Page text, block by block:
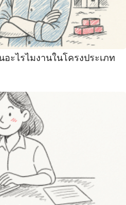
ะไรไมงานในโครงประเภท